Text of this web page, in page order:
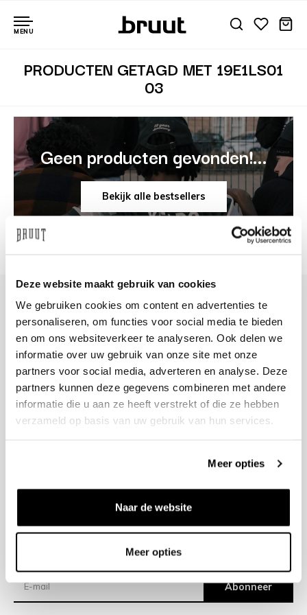
Deze website maakt gebruik van cookies
We gebruiken cookies om content en advertenties te
personaliseren, om functies voor social media te bieden
en om ons websiteverkeer te analyseren. Ook delen we
informatie over uw gebruik van onze site met onze
partners voor social media, adverteren en analyse. Deze
partners kunnen deze gegevens combineren met andere
informatie die u aan ze heeft verstrekt of die ze hebben
verzameld op basis van uw gebruik van hun services.
Meer opties
Naar de website
Meer opties
MENU
PRODUCTEN GETAGD MET 19E1LS01
03
Geen producten gevonden!...
Bekijk alle bestsellers
+31 23 205 2006
info@bruut.nl
Contact Formulier
Open 11:00 - 21:00
OPENINGSTIJDEN
Verzending
Abonneer